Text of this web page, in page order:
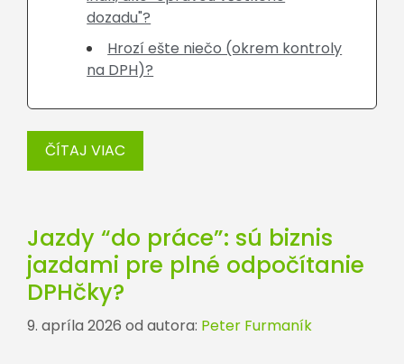
dozadu"?
Hrozí ešte niečo (okrem kontroly
na DPH)?
ČÍTAJ VIAC
Jazdy “do práce”: sú biznis
jazdami pre plné odpočítanie
DPHčky?
9. apríla 2026 od autora: Peter Furmaník